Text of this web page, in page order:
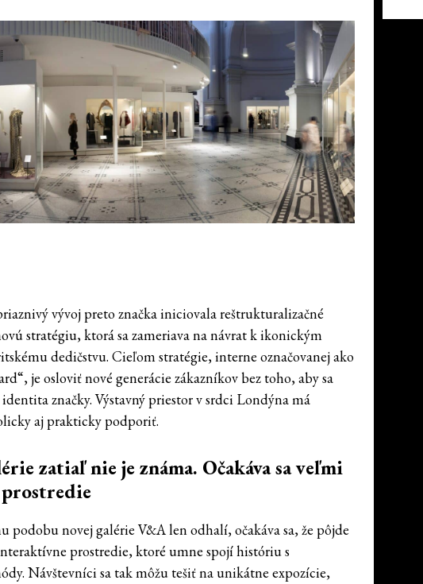
vývoj preto značka iniciovala reštrukturalizačné
stratégiu, ktorá sa zameriava na návrat k ikonickým
dedičstvu. Cieľom stratégie, interne označovanej ako
je osloviť nové generácie zákazníkov bez toho, aby sa
značky. Výstavný priestor v srdci Londýna má
aj prakticky podporiť.
zatiaľ nie je známa. Očakáva sa veľmi
podobu novej galérie V&A len odhalí, očakáva sa, že pôjde
prostredie, ktoré umne spojí históriu s
Návštevníci sa tak môžu tešiť na unikátne expozície,